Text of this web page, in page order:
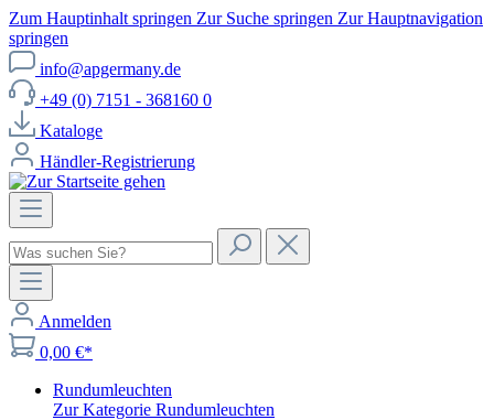
Zum Hauptinhalt springen Zur Suche springen Zur Hauptnavigation
springen
info@apgermany.de
+49 (0) 7151 - 368160 0
Kataloge
Händler-Registrierung
Anmelden
0,00 €*
Rundumleuchten
Zur Kategorie Rundumleuchten